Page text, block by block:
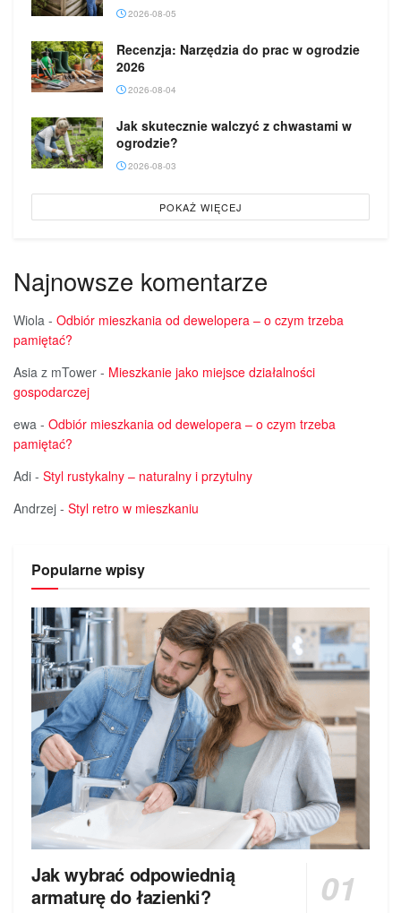
2026-08-05
Recenzja: Narzędzia do prac w ogrodzie
2026
2026-08-04
Jak skutecznie walczyć z chwastami w
ogrodzie?
2026-08-03
POKAŻ WIĘCEJ
Najnowsze komentarze
Wiola - Odbiór mieszkania od dewelopera – o czym trzeba
pamiętać?
Asia z mTower - Mieszkanie jako miejsce działalności
gospodarczej
ewa - Odbiór mieszkania od dewelopera – o czym trzeba
pamiętać?
Adi - Styl rustykalny – naturalny i przytulny
Andrzej - Styl retro w mieszkaniu
Popularne wpisy
Jak wybrać odpowiednią
armaturę do łazienki?